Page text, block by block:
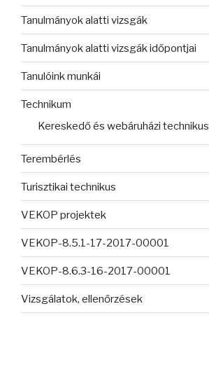
Tanulmányok alatti vizsgák
Tanulmányok alatti vizsgák időpontjai
Tanulóink munkái
Technikum
Kereskedő és webáruházi technikus
Terembérlés
Turisztikai technikus
VEKOP projektek
VEKOP-8.5.1-17-2017-00001
VEKOP-8.6.3-16-2017-00001
Vizsgálatok, ellenőrzések